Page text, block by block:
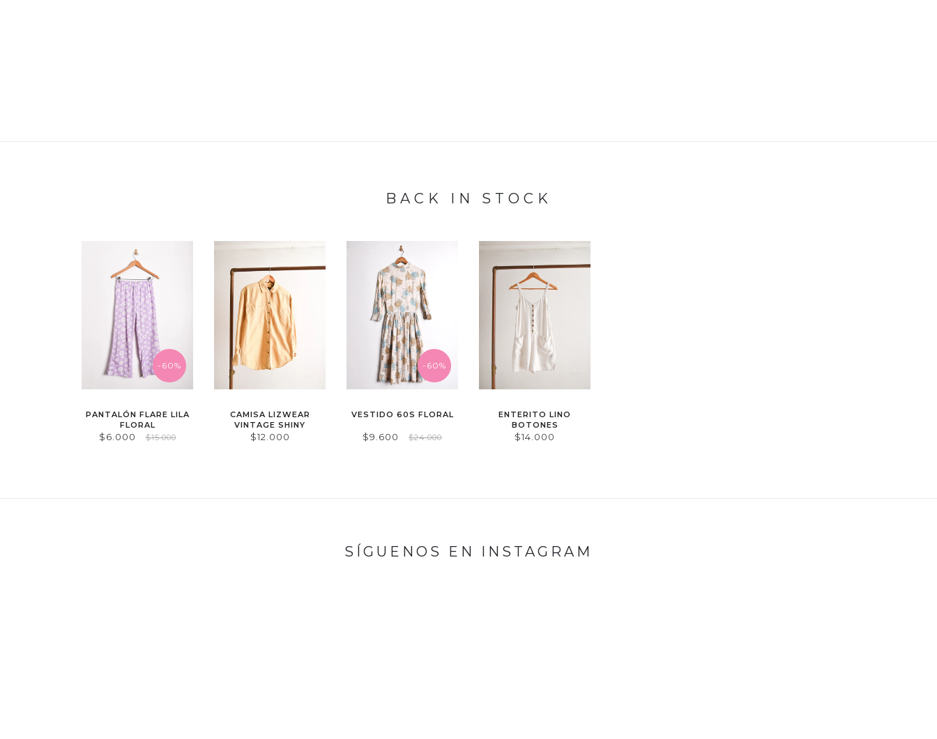
BACK IN STOCK
-60%
PANTALÓN FLARE LILA
FLORAL
$6.000 $15.000
CAMISA LIZWEAR
VINTAGE SHINY
$12.000
-60%
VESTIDO 60S FLORAL
$9.600 $24.000
ENTERITO LINO
BOTONES
$14.000
SÍGUENOS EN INSTAGRAM